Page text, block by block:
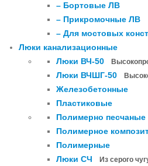
– Бортовые ЛВ
– Прикромочные ЛВ
– Для мостовых
Люки канализационные
Люки ВЧ-50
Люки ВЧШГ-50
Железобетонные
Пластиковые
Полимерно песчаные
Полимерное
Полимерные
Люки СЧ
Из серого